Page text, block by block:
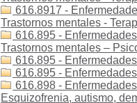
616.8917 -
Trastornos mentales -
616.895 -
Trastornos mentales –
616.895 -
616.895 -
616.898 -
Esquizofrenia, autismo,